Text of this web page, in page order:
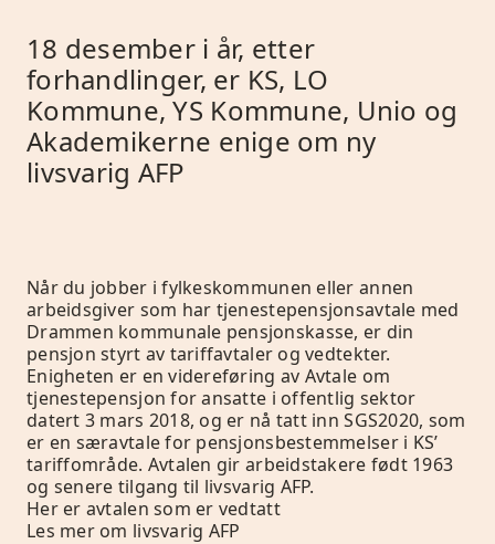
18 desember i år, etter
forhandlinger, er KS, LO
Kommune, YS Kommune, Unio og
Akademikerne enige om ny
livsvarig AFP
Når du jobber i fylkeskommunen eller annen
arbeidsgiver som har tjenestepensjonsavtale med
Drammen kommunale pensjonskasse, er din
pensjon styrt av tariffavtaler og vedtekter.
Enigheten er en videreføring av Avtale om
tjenestepensjon for ansatte i offentlig sektor
datert 3 mars 2018, og er nå tatt innSGS2020, som
er en særavtale for pensjonsbestemmelser i KS’
tariffområde. Avtalen gir arbeidstakere født 1963
og senere tilgang til livsvarig AFP.
Her er avtalen som er vedtatt
Les mer om livsvarig AFP